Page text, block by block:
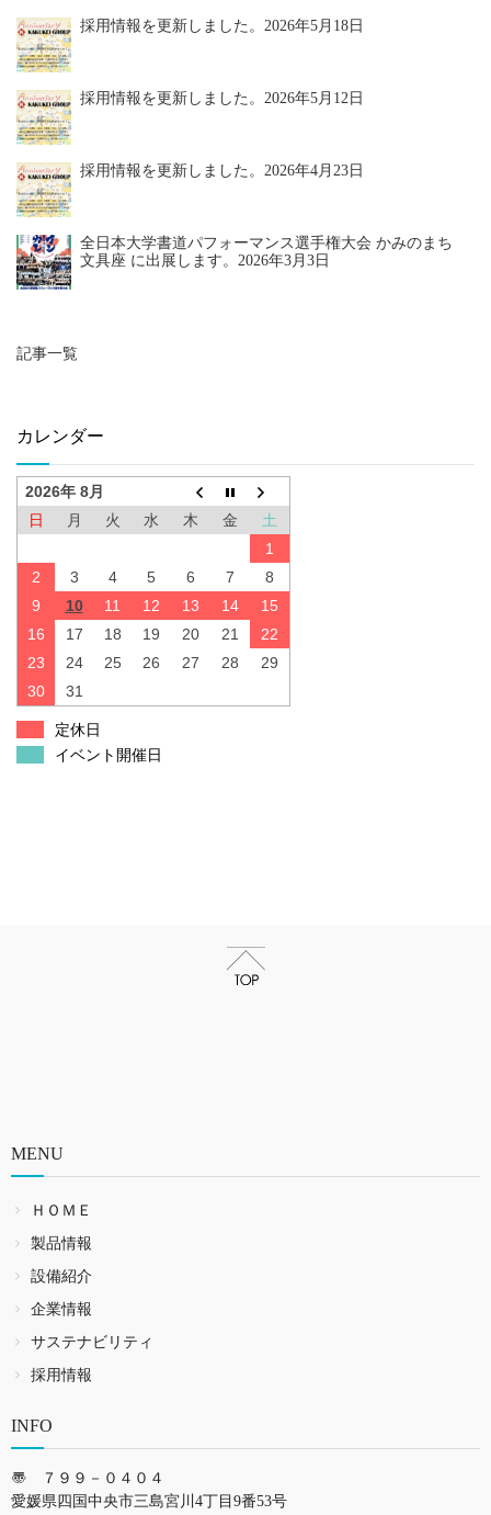
採用情報を更新しました。 2026年5月18日
採用情報を更新しました。 2026年5月12日
採用情報を更新しました。 2026年4月23日
全日本大学書道パフォーマンス選手権大会 かみのまち
文具座 に出展します。 2026年3月3日
記事一覧
カレンダー
2026年 8月
日
月 火 水 木 金
土
1
2
3 4 5 6 7
8
9
10 11 12 13 14
15
16
17 18 19 20 21
22
23
24 25 26 27 28
29
30
31
定休日
イベント開催日
MENU
ＨＯＭＥ
製品情報
設備紹介
企業情報
サステナビリティ
採用情報
INFO
〠 ７９９－０４０４
愛媛県四国中央市三島宮川4丁目9番53号